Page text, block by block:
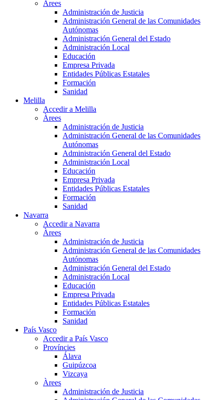
Àrees
Administración de Justicia
Administración General de las Comunidades
Autónomas
Administración General del Estado
Administración Local
Educación
Empresa Privada
Entidades Públicas Estatales
Formación
Sanidad
Melilla
Accedir a Melilla
Àrees
Administración de Justicia
Administración General de las Comunidades
Autónomas
Administración General del Estado
Administración Local
Educación
Empresa Privada
Entidades Públicas Estatales
Formación
Sanidad
Navarra
Accedir a Navarra
Àrees
Administración de Justicia
Administración General de las Comunidades
Autónomas
Administración General del Estado
Administración Local
Educación
Empresa Privada
Entidades Públicas Estatales
Formación
Sanidad
País Vasco
Accedir a País Vasco
Províncies
Álava
Guipúzcoa
Vizcaya
Àrees
Administración de Justicia